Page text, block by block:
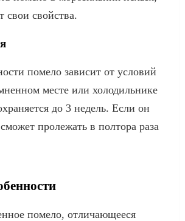
свои свойства.
помело зависит от условий
месте или холодильнике
до 3 недель. Если он
пролежать в полтора раза
помело, отличающееся